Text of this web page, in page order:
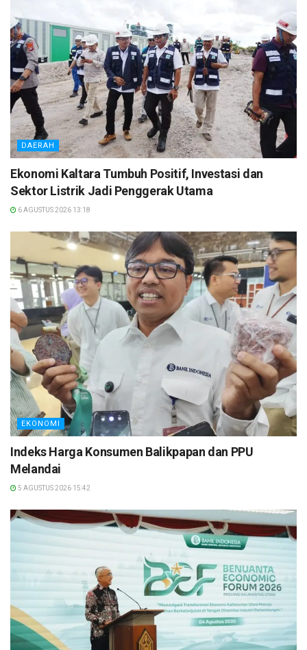
DAERAH
Ekonomi Kaltara Tumbuh Positif, Investasi dan
Sektor Listrik Jadi Penggerak Utama
6 AGUSTUS 2026 13:18
EKONOMI
Indeks Harga Konsumen Balikpapan dan PPU
Melandai
5 AGUSTUS 2026 15:42